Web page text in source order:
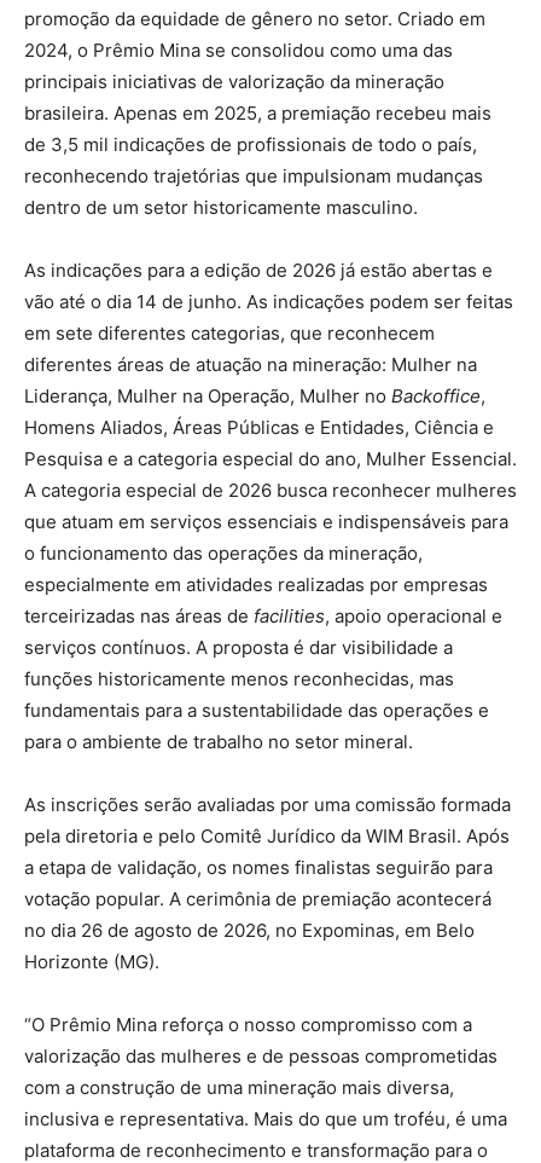
promoção da equidade de gênero no setor. Criado em
2024, o Prêmio Mina se consolidou como uma das
principais iniciativas de valorização da mineração
brasileira. Apenas em 2025, a premiação recebeu mais
de 3,5 mil indicações de profissionais de todo o país,
reconhecendo trajetórias que impulsionam mudanças
dentro de um setor historicamente masculino.
As indicações para a edição de 2026 já estão abertas e
vão até o dia 14 de junho. As indicações podem ser feitas
em sete diferentes categorias, que reconhecem
diferentes áreas de atuação na mineração: Mulher na
Liderança, Mulher na Operação, Mulher no Backoffice,
Homens Aliados, Áreas Públicas e Entidades, Ciência e
Pesquisa e a categoria especial do ano, Mulher Essencial.
A categoria especial de 2026 busca reconhecer mulheres
que atuam em serviços essenciais e indispensáveis para
o funcionamento das operações da mineração,
especialmente em atividades realizadas por empresas
terceirizadas nas áreas de facilities, apoio operacional e
serviços contínuos. A proposta é dar visibilidade a
funções historicamente menos reconhecidas, mas
fundamentais para a sustentabilidade das operações e
para o ambiente de trabalho no setor mineral.
As inscrições serão avaliadas por uma comissão formada
pela diretoria e pelo Comitê Jurídico da WIM Brasil. Após
a etapa de validação, os nomes finalistas seguirão para
votação popular. A cerimônia de premiação acontecerá
no dia 26 de agosto de 2026, no Expominas, em Belo
Horizonte (MG).
“O Prêmio Mina reforça o nosso compromisso com a
valorização das mulheres e de pessoas comprometidas
com a construção de uma mineração mais diversa,
inclusiva e representativa. Mais do que um troféu, é uma
plataforma de reconhecimento e transformação para o